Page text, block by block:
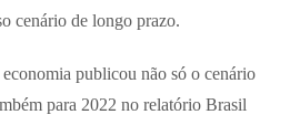
cenário de longo prazo.
publicou não só o cenário
para 2022 no relatório Brasil